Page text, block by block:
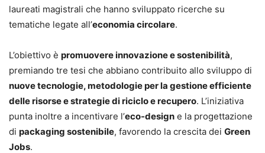
laureati magistrali che hanno sviluppato ricerche su
tematiche legate all’economia circolare.
L’obiettivo è promuovere innovazione e sostenibilità,
premiando tre tesi che abbiano contribuito allo sviluppo di
nuove tecnologie, metodologie per la gestione efficiente
delle risorse e strategie di riciclo e recupero. L’iniziativa
punta inoltre a incentivare l’eco-design e la progettazione
di packaging sostenibile, favorendo la crescita dei Green
Jobs.